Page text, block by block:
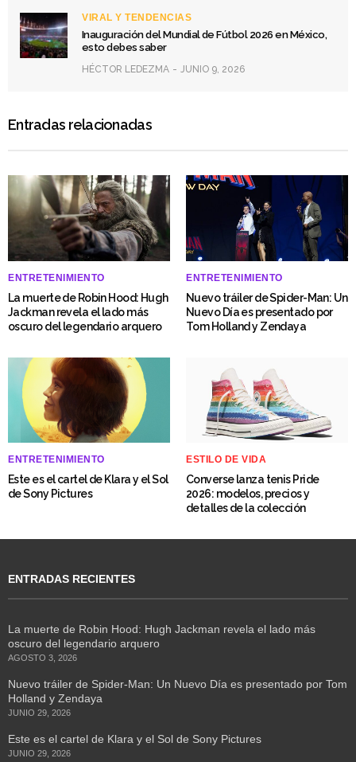
VIRAL Y TENDENCIAS
Inauguración del Mundial de Fútbol 2026 en México,
esto debes saber
HÉCTOR LEDEZMA JUNIO 9, 2026
Entradas relacionadas
ENTRETENIMIENTO
La muerte de Robin Hood: Hugh
Jackman revela el lado más
oscuro del legendario arquero
ENTRETENIMIENTO
Nuevo tráiler de Spider-Man: Un
Nuevo Día es presentado por
Tom Holland y Zendaya
ENTRETENIMIENTO
Este es el cartel de Klara y el Sol
de Sony Pictures
ESTILO DE VIDA
Converse lanza tenis Pride
2026: modelos, precios y
detalles de la colección
ENTRADAS RECIENTES
La muerte de Robin Hood: Hugh Jackman revela el lado más
oscuro del legendario arquero
AGOSTO 3, 2026
Nuevo tráiler de Spider-Man: Un Nuevo Día es presentado por Tom
Holland y Zendaya
JUNIO 29, 2026
Este es el cartel de Klara y el Sol de Sony Pictures
JUNIO 29, 2026